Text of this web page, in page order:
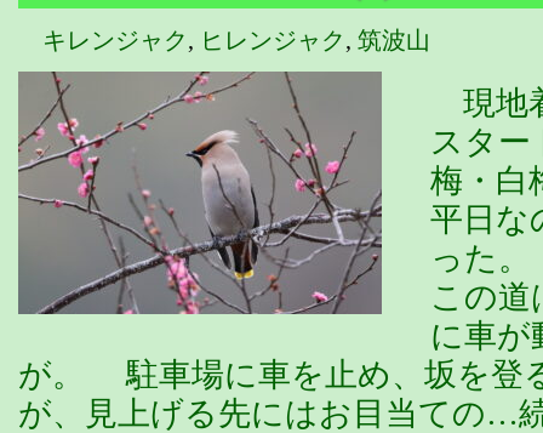
キレンジャク, ヒレンジャク, 筑波山
現地
スター
梅・白
平日な
った
この道
に車が
が。 駐車場に車を止め、坂を登
が、見上げる先にはお目当ての…